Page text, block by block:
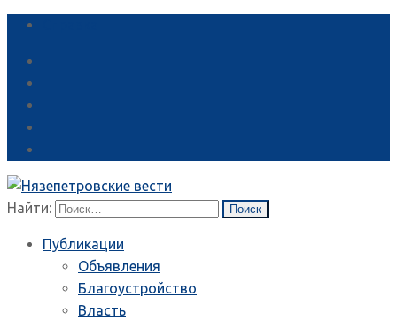
Найти:
Публикации
Объявления
Благоустройство
Власть